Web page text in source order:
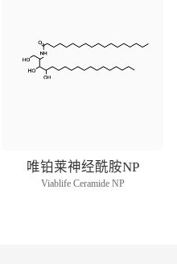
唯铂莱神经酰胺NP
Viablife Ceramide NP